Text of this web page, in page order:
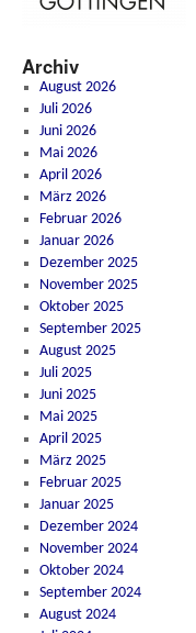
Archiv
August 2026
Juli 2026
Juni 2026
Mai 2026
April 2026
März 2026
Februar 2026
Januar 2026
Dezember 2025
November 2025
Oktober 2025
September 2025
August 2025
Juli 2025
Juni 2025
Mai 2025
April 2025
März 2025
Februar 2025
Januar 2025
Dezember 2024
November 2024
Oktober 2024
September 2024
August 2024